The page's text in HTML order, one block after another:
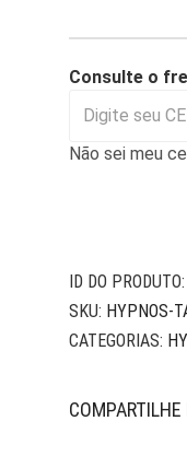
Consulte o
Não sei meu
ID DO PRODUTO:
SKU: HYPNOS-
CATEGORIAS: